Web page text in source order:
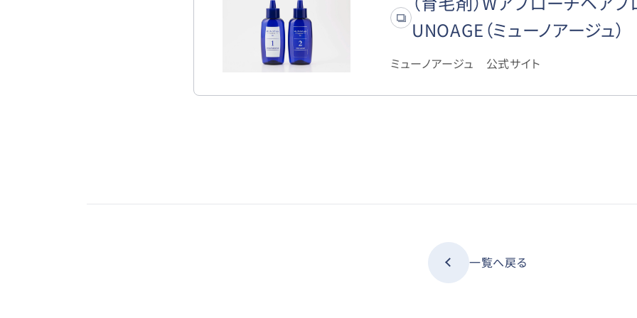
UNOAGE（ミューノアージュ）
ミューノアージュ 公式サイト
一覧へ戻る